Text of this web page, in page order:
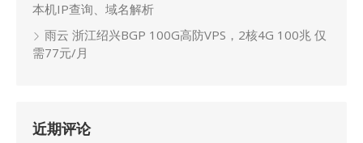
本机IP查询、域名解析
雨云 浙江绍兴BGP 100G高防VPS，2核4G 100兆 仅
需77元/月
近期评论